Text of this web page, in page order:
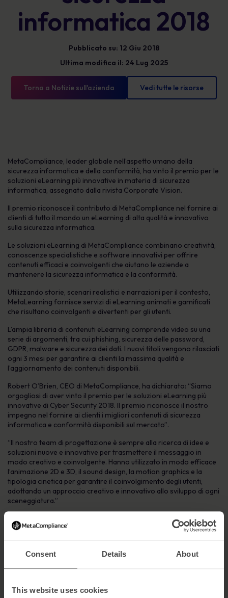
Consent Details About
This website uses cookies
informatica 2018
Pubblicato su: 12 Giu 2018
Ultima modifica il: 24 Lug 2025
Torna a Notizie sull'azienda Vedi tutte le risorse
MetaCompliance, leader globale nell’aspetto umano della
sicurezza informatica e della conformità, ha vinto il premio per le
soluzioni eLearning più innovative in materia di sicurezza
informatica, assegnato dalla rivista Corporate Vision.
Il premio riconosce il contributo di MetaCompliance nel fornire ai
clienti di tutto il mondo un eLearning di alta qualità e innovativo
sulla sicurezza informatica.
Le soluzioni eLearning di MetaCompliance combinano creatività,
conoscenze specialistiche e software innovativi per offrire
contenuti efficaci e coinvolgenti che aiutano le aziende a
mantenere la sicurezza informatica e la conformità.
Utilizzando storie, scenari realistici e narrazioni per il contesto,
MetaLearning fornisce servizi di eLearning animati e gamificati
che risultano coinvolgenti e divertenti per gli utenti.
L’ampia libreria di contenuti eLearning comprende video su una
serie di argomenti, tra cui phishing, sicurezza delle password,
GDPR, malware e sicurezza dei dati. I nuovi titoli vengono rilasciati
ogni 3 mesi per garantire ai clienti la massima qualità e
l’aggiornamento dei contenuti disponibili.
Robert O’Brien, CEO di MetaCompliance, ha dichiarato: “Siamo
orgogliosi di aver vinto il premio per le soluzioni eLearning più
innovative di Cyber Security 2018. Il premio riconosce il nostro
impegno nel fornire ai clienti i migliori contenuti di sicurezza
informatica e conformità disponibili sul mercato”.
“Il nostro team di progettazione è sempre alla ricerca di idee e
soluzioni nuove e innovative per trasmettere il messaggio in
modo creativo e coinvolgente. Hanno utilizzato in modo efficace
l’animazione 2D e 3D, il sound design, la motion graphics e la
tipologia cinetica per garantire il coinvolgimento degli utenti,
adottando un approccio creativo e innovativo allo sviluppo di ogni
sceneggiatura.”
La vittoria del premio fa seguito a un anno di grande successo per
l’azienda, che ha visto raddoppiare il fatturato, raddoppiare la
forza lavoro, rafforzare il portafoglio prodotti e assicurarsi nuovi